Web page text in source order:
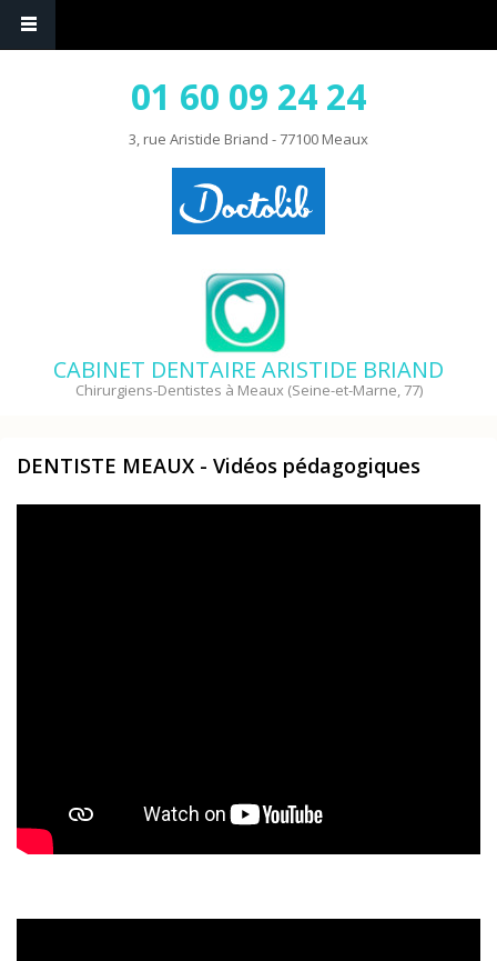
01 60 09 24 24
3, rue Aristide Briand - 77100 Meaux
CABINET DENTAIRE ARISTIDE BRIAND
Chirurgiens-Dentistes à Meaux (Seine-et-Marne, 77)
DENTISTE MEAUX - Vidéos pédagogiques